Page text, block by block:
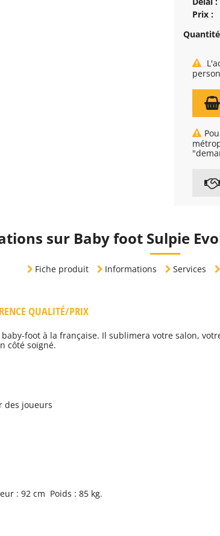
Prix :
Quantité
sur Baby foot Sulpie
Fiche produit Informations Services
QUALITÉ/PRIX
baby-foot à la française. Il sublimera votre salon,
côté soigné.
des joueurs
: 92 cm Poids : 85 kg.